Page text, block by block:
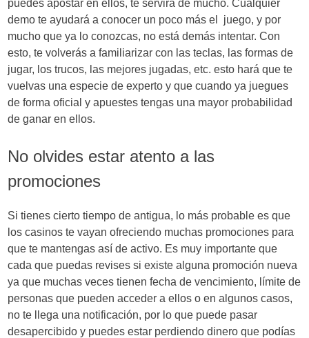
puedes apostar en ellos, te servirá de mucho. Cualquier
demo te ayudará a conocer un poco más el juego, y por
mucho que ya lo conozcas, no está demás intentar. Con
esto, te volverás a familiarizar con las teclas, las formas de
jugar, los trucos, las mejores jugadas, etc. esto hará que te
vuelvas una especie de experto y que cuando ya juegues
de forma oficial y apuestes tengas una mayor probabilidad
de ganar en ellos.
No olvides estar atento a las
promociones
Si tienes cierto tiempo de antigua, lo más probable es que
los casinos te vayan ofreciendo muchas promociones para
que te mantengas así de activo. Es muy importante que
cada que puedas revises si existe alguna promoción nueva
ya que muchas veces tienen fecha de vencimiento, límite de
personas que pueden acceder a ellos o en algunos casos,
no te llega una notificación, por lo que puede pasar
desapercibido y puedes estar perdiendo dinero que podías